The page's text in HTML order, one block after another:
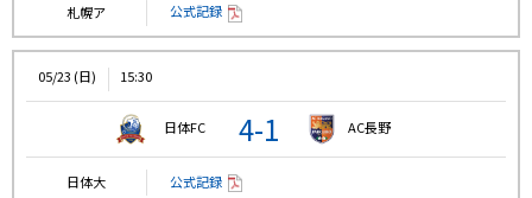
札幌ア 公式記録
05/23 (日) 15:30
日体FC 4-1 AC長野
日体大 公式記録